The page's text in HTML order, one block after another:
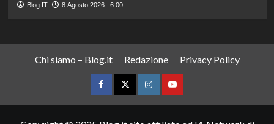
Blog.IT 8 Agosto 2026 : 6:00
Chi siamo – Blog.it Redazione Privacy Policy
FacebookTwitterInstagramYouTube